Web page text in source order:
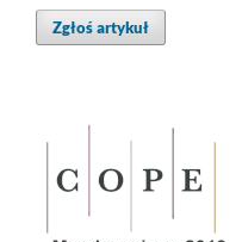
Zgłoś artykuł